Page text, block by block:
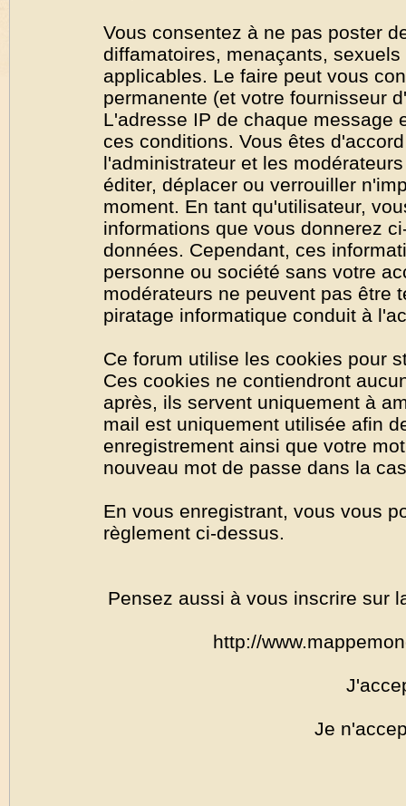
Vous consentez à ne pas poster
diffamatoires, menaçants,
applicables. Le faire peut vous
permanente (et votre fournisseur
L'adresse IP de chaque message
ces conditions. Vous êtes
l'administrateur et les
éditer, déplacer ou verrouiller
moment. En tant qu'utilisateur,
informations que vous donnerez
données. Cependant, ces
personne ou société sans votre
modérateurs ne peuvent pas être
piratage informatique conduit à
Ce forum utilise les cookies pour
Ces cookies ne contiendront
après, ils servent uniquement à
mail est uniquement utilisée afin
enregistrement ainsi que votre
nouveau mot de passe dans la
En vous enregistrant, vous vous
règlement ci-dessus.
Pensez aussi à vous inscrire sur
http://
Je